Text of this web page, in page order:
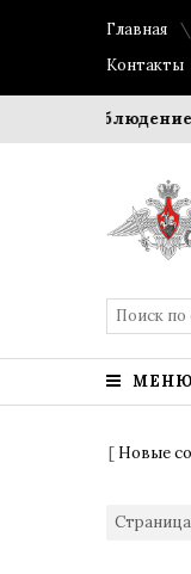
Главная
Контакты
Соблюдение
МЕНЮ
[ Новые
Страница